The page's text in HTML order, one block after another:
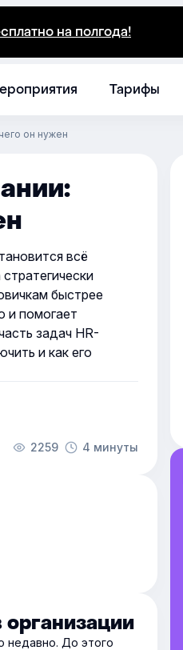
на полгода!
Тарифы
он нужен
всё
быстрее
и помогает
задач HR-
и как его
2259 4 минуты
недавно. До этого